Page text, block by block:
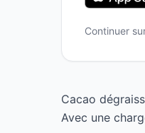
Continuer
Cacao
Avec une